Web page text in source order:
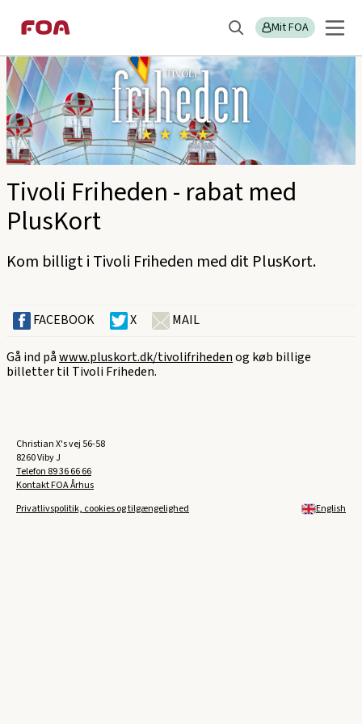
til
hovedindhold
til
hovedmenu
Søg Mit FOA
Sektions
menu
FOA Århus
Tivoli Friheden - rabat med
PlusKort
Kom billigt i Tivoli Friheden med dit PlusKort.
FACEBOOK X MAIL
Gå ind påwww.pluskort.dk/tivolifrihedenog køb billige
billetter til Tivoli Friheden.
Christian X's vej 56-58
8260 Viby J
Telefon 89 36 66 66
Kontakt FOA Århus
Privatlivspolitik, cookies og tilgængelighed
English